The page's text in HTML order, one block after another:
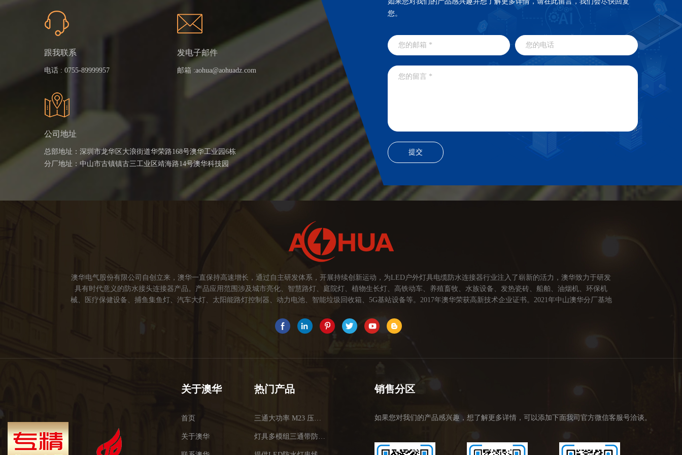
您。
跟我联系
电话 : 0755-89999957
发电子邮件
邮箱 :aohua@aohuadz.com
公司地址
总部地址：深圳市龙华区大浪街道华荣路168号澳华工业园6栋
分厂地址：中山市古镇镇古三工业区靖海路14号澳华科技园
澳华电气股份有限公司自创立来，澳华一直保持高速增长，通过自主研发体系，开展持续创新运动，为LED户外灯具电缆防水连接器行业注入了崭新的活力，澳华致力于研发
具有时代意义的防水接头连接器产品。产品应用范围涉及城市亮化、智慧路灯、庭院灯、植物生长灯、高铁动车、养殖畜牧、水族设备、发热瓷砖、船舶、油烟机、环保机
械、医疗保健设备、捕鱼集鱼灯、汽车大灯、太阳能路灯控制器、动力电池、智能垃圾回收箱、5G基站设备等。2017年澳华荣获高新技术企业证书。2021年中山澳华分厂基地
于世界，让线缆更可靠的连接。 我们的使命： 关注市场发展，紧握客户的需求，提供有价值的线缆连接器解决方案，为客户创造价值。 我们的价值观： 1、不断专研高端技
术，提高行业技术水平...
关于澳华
首页
关于澳华
热门产品
三通大功率 M23 压接2.5平方
灯具多模组三通带防水插头
销售分区
如果您对我们的产品感兴趣，想了解更多详情，可以添加下面我司官方微信客服号洽谈。